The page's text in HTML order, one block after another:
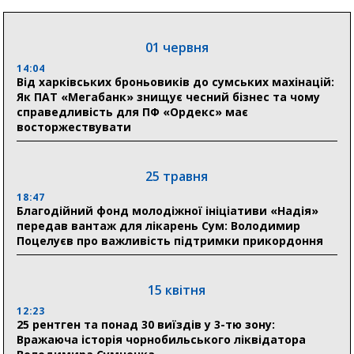
04 серпня
20:41
Пенсійний фонд Сумщини спрямував 0,2 млрд грн
на пенсії, страхові виплати та підтримку
прифронтових громад
03 серпня
Романько розширює програму відпочинку дітей із
прифронтової Сумщини: перша група оздоровилася
в Австрії
відновлення житла майже на 6,6 млн грн
31 липня
01 червня
14:04
Від харківських броньовиків до сумських махінацій:
Як ПАТ «Мегабанк» знищує чесний бізнес та чому
справедливість для ПФ «Ордекс» має
восторжествувати
25 травня
18:47
Благодійний фонд молодіжної ініціативи «Надія»
передав вантаж для лікарень Сум: Володимир
Поцелуєв про важливість підтримки прикордоння
15 квітня
12:23
25 рентген та понад 30 виїздів у 3-тю зону:
Вражаюча історія чорнобильського ліквідатора